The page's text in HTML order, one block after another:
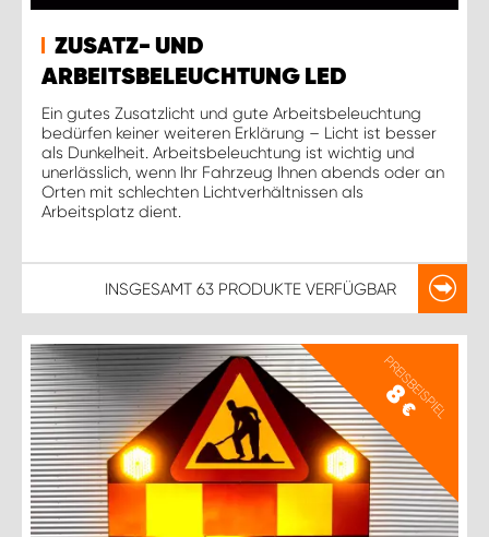
ZUSATZ- UND
ARBEITSBELEUCHTUNG LED
Ein gutes Zusatzlicht und gute Arbeitsbeleuchtung
bedürfen keiner weiteren Erklärung – Licht ist besser
als Dunkelheit. Arbeitsbeleuchtung ist wichtig und
unerlässlich, wenn Ihr Fahrzeug Ihnen abends oder an
Orten mit schlechten Lichtverhältnissen als
Arbeitsplatz dient.
INSGESAMT 63 PRODUKTE VERFÜGBAR
PREISBEISPIEL
8
€